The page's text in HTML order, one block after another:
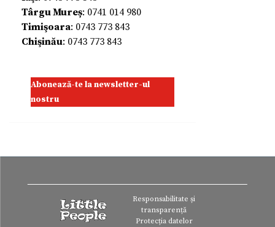
Târgu Mureș: 0741 014 980
Timişoara: 0743 773 843
Chişinău: 0743 773 843
Abonează-te la newsletter-ul
nostru
Responsabilitate și
transparență
Protecția datelor